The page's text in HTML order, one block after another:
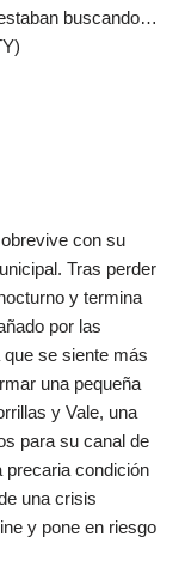
buscando…
con su
Tras perder
y termina
por las
se siente más
una pequeña
y Vale, una
para su canal de
precaria condición
una crisis
y pone en riesgo